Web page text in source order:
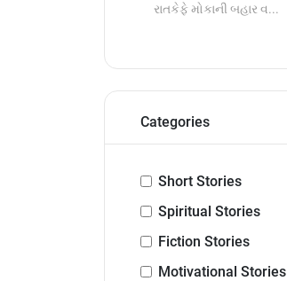
રાતકેફે મોકાની બહાર વ...
Categories
Short Stories
Spiritual Stories
Fiction Stories
Motivational Stories